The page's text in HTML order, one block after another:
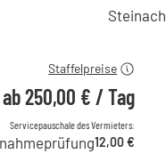
300,00 €
Staffelpreise
ab250,00 € /Tag
Servicepauschale des Vermieters:
12,00 €
Steinach